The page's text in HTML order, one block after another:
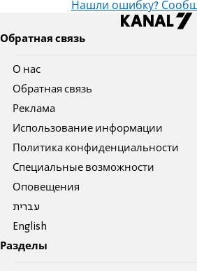
Нашли ошибку?
Обратная связь
О нас
Обратная связь
Реклама
Использование информации
Политика конфиденциальности
Специальные возможности
Оповещения
עברית
English
Разделы